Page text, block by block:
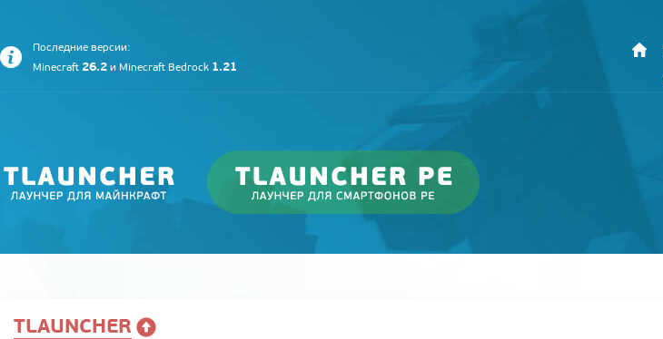
Последние версии:
Minecraft 26.2 и Minecraft Bedrock 1.21
TLAUNCHER